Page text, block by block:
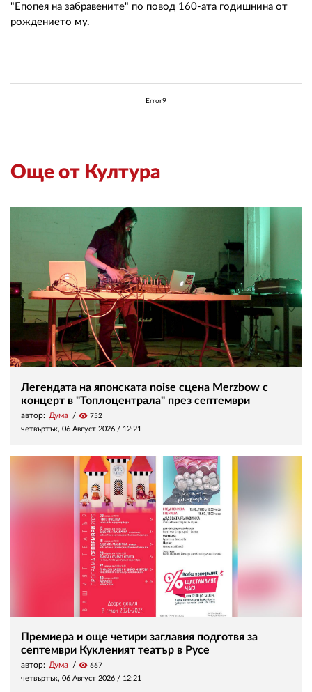
"Епопея на забравените" по повод 160-ата годишнина от
рождението му.
Error9
Още от Култура
Легендата на японската noise сцена Merzbow с
концерт в "Топлоцентрала" през септември
автор: Дума visibility 752
четвъртък, 06 Август 2026 / 12:21
Премиера и още четири заглавия подготвя за
септември Кукленият театър в Русе
автор: Дума visibility 667
четвъртък, 06 Август 2026 / 12:21